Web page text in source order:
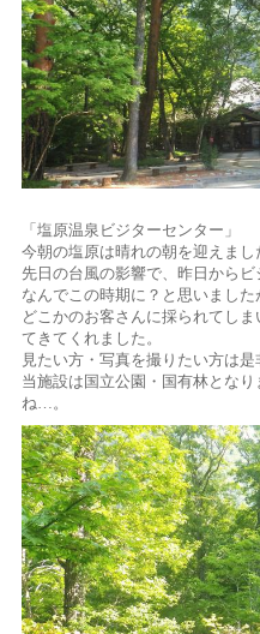
「塩原温泉ビジターセンター」
今朝の塩原は晴れの朝を迎えまし
先日の台風の影響で、昨日から
なんでこの時期に？と思いまし
どこかのお客さんに採られてし
てきてくれました。
見たい方・写真を撮りたい方は
当施設は国立公園・国有林とな
ね…。